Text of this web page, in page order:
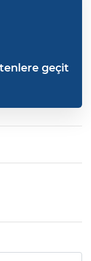
geçit